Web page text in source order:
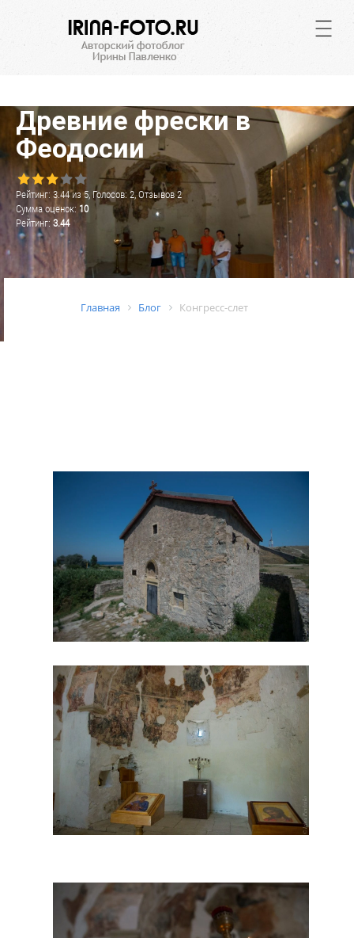
.
Древние фрески в
Феодосии
Рейтинг: 3.44из5, Голосов: 2, Отзывов2
Сумма оценок: 10
Рейтинг: 3.44
Главная Блог Конгресс-слет